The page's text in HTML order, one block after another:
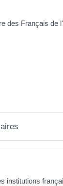
des Français de
institutions